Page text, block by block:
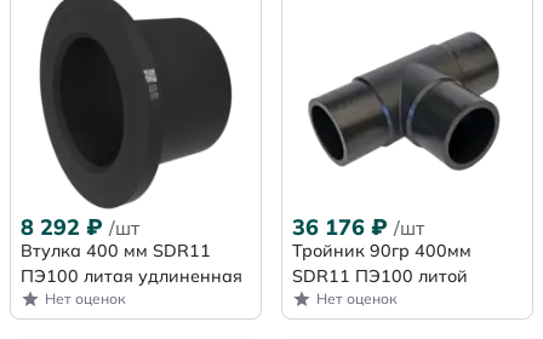
8 292 ₽ /шт
Втулка 400 мм SDR11
ПЭ100 литая удлиненная
Нет оценок
36 176 ₽ /шт
Тройник 90гр 400мм
SDR11 ПЭ100 литой
Нет оценок